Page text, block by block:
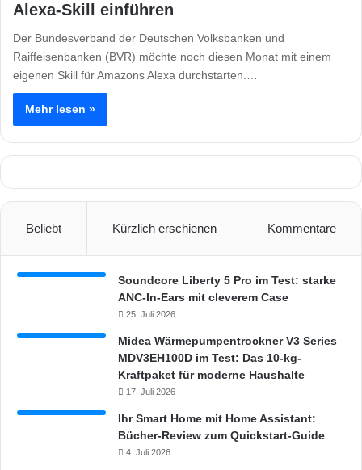
Alexa-Skill einführen
Der Bundesverband der Deutschen Volksbanken und
Raiffeisenbanken (BVR) möchte noch diesen Monat mit einem
eigenen Skill für Amazons Alexa durchstarten.…
Mehr lesen »
Beliebt Kürzlich erschienen Kommentare
Soundcore Liberty 5 Pro im Test: starke
ANC-In-Ears mit cleverem Case
25. Juli 2026
Midea Wärmepumpentrockner V3 Series
MDV3EH100D im Test: Das 10-kg-
Kraftpaket für moderne Haushalte
17. Juli 2026
Ihr Smart Home mit Home Assistant:
Bücher-Review zum Quickstart-Guide
4. Juli 2026